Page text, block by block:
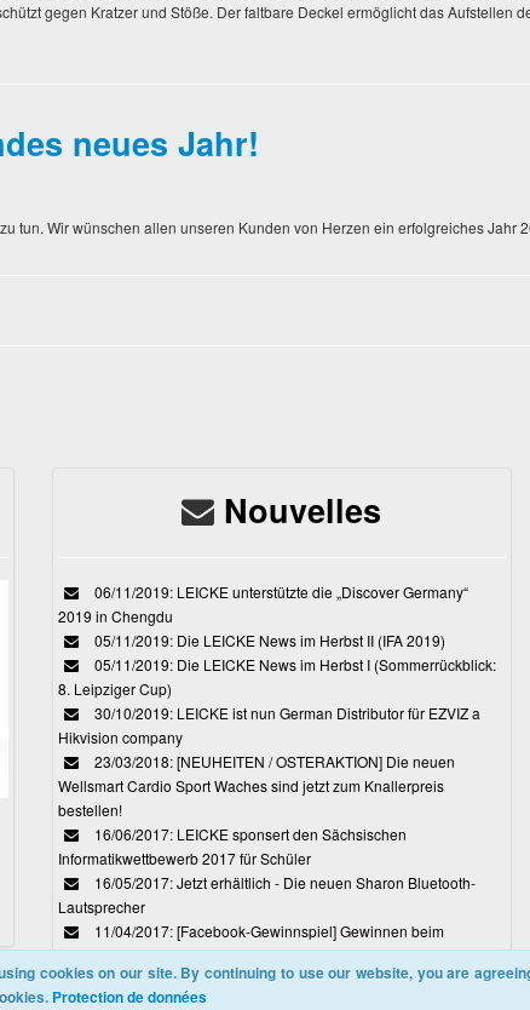
gegen Kratzer und Stöße. Der faltbare Deckel ermöglicht das
neues Jahr!
tun. Wir wünschen allen unseren Kunden von Herzen ein erfolgreiches Jahr
Nouvelles
06/11/2019: LEICKE unterstützte die „Discover Germany“
2019 in Chengdu
05/11/2019: Die LEICKE News im Herbst II (IFA 2019)
05/11/2019: Die LEICKE News im Herbst I (Sommerrückblick:
8. Leipziger Cup)
30/10/2019: LEICKE ist nun German Distributor für EZVIZ a
Hikvision company
23/03/2018: [NEUHEITEN / OSTERAKTION] Die neuen
Wellsmart Cardio Sport Waches sind jetzt zum Knallerpreis
bestellen!
16/06/2017: LEICKE sponsert den Sächsischen
Informatikwettbewerb 2017 für Schüler
16/05/2017: Jetzt erhältlich - Die neuen Sharon Bluetooth-
Lautsprecher
11/04/2017: [Facebook-Gewinnspiel] Gewinnen beim
Ostereiersuchspiel von LEICKE
cookies on our site. By continuing to use our website, you are
Protection de données